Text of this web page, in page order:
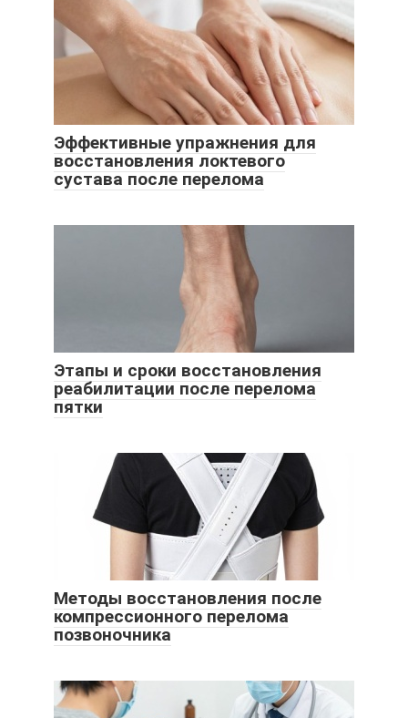
Эффективные упражнения для
восстановления локтевого
сустава после перелома
Этапы и сроки восстановления
реабилитации после перелома
пятки
Методы восстановления после
компрессионного перелома
позвоночника